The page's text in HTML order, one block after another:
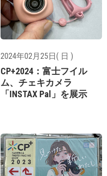
2024年02月25日( 日 )
CP+2024：富士フイル
ム、チェキカメラ
「INSTAX Pal」を展示